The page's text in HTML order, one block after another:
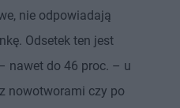
nie odpowiadają
Odsetek ten jest
nawet do 46 proc. – u
nowotworami czy po